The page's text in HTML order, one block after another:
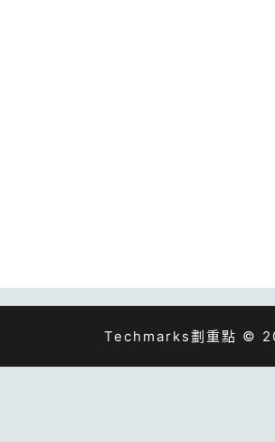
Techmarks劃重點 ©